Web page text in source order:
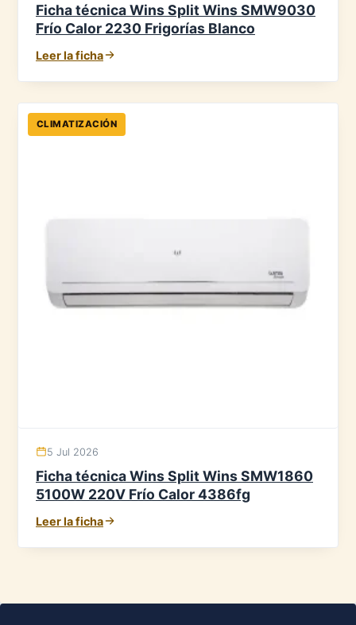
Ficha técnica Wins Split Wins SMW9030
Frío Calor 2230 Frigorías Blanco
Leer la ficha
CLIMATIZACIÓN
5 Jul 2026
Ficha técnica Wins Split Wins SMW1860
5100W 220V Frío Calor 4386fg
Leer la ficha